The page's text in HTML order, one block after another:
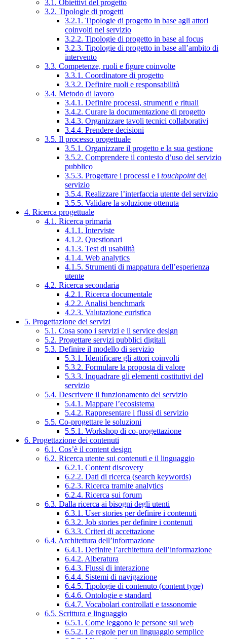
3.1. Obiettivi del progetto
3.2. Tipologie di progetti
3.2.1. Tipologie di progetto in base agli attori
coinvolti nel servizio
3.2.2. Tipologie di progetto in base al focus
3.2.3. Tipologie di progetto in base all’ambito di
intervento
3.3. Competenze, ruoli e figure coinvolte
3.3.1. Coordinatore di progetto
3.3.2. Definire ruoli e responsabilità
3.4. Metodo di lavoro
3.4.1. Definire processi, strumenti e rituali
3.4.2. Curare la documentazione di progetto
3.4.3. Organizzare tavoli tecnici collaborativi
3.4.4. Prendere decisioni
3.5. Il processo progettuale
3.5.1. Organizzare il progetto e la sua gestione
3.5.2. Comprendere il contesto d’uso del servizio
pubblico
3.5.3. Progettare i processi e i touchpointdel
servizio
3.5.4. Realizzare l’interfaccia utente del servizio
3.5.5. Validare la soluzione ottenuta
4. Ricerca progettuale
4.1. Ricerca primaria
4.1.1. Interviste
4.1.2. Questionari
4.1.3. Test di usabilità
4.1.4. Web analytics
4.1.5. Strumenti di mappatura dell’esperienza
utente
4.2. Ricerca secondaria
4.2.1. Ricerca documentale
4.2.2. Analisi benchmark
4.2.3. Valutazione euristica
5. Progettazione dei servizi
5.1. Cosa sono i servizi e il service design
5.2. Progettare servizi pubblici digitali
5.3. Definire il modello di servizio
5.3.1. Identificare gli attori coinvolti
5.3.2. Formulare la proposta di valore
5.3.3. Inquadrare gli elementi costitutivi del
servizio
5.4. Descrivere il funzionamento del servizio
5.4.1. Mappare l’ecosistema
5.4.2. Rappresentare i flussi di servizio
5.5. Co-progettare le soluzioni
5.5.1. Workshop di co-progettazione
6. Progettazione dei contenuti
6.1. Cos’è il content design
6.2. Ricerca utente sui contenuti e il linguaggio
6.2.1. Content discovery
6.2.2. Dati di ricerca (search keywords)
6.2.3. Ricerca tramite analytics
6.2.4. Ricerca sui forum
6.3. Dalla ricerca ai bisogni degli utenti
6.3.1. User stories per definire i contenuti
6.3.2. Job stories per definire i contenuti
6.3.3. Criteri di accettazione
6.4. Architettura dell’informazione
6.4.1. Definire l’architettura dell’informazione
6.4.2. Alberatura
6.4.3. Flussi di interazione
6.4.4. Sistemi di navigazione
6.4.5. Tipologie di contenuto (content type)
6.4.6. Ontologie e standard
6.4.7. Vocabolari controllati e tassonomie
6.5. Scrittura e linguaggio
6.5.1. Come leggono le persone sul web
6.5.2. Le regole per un linguaggio semplice